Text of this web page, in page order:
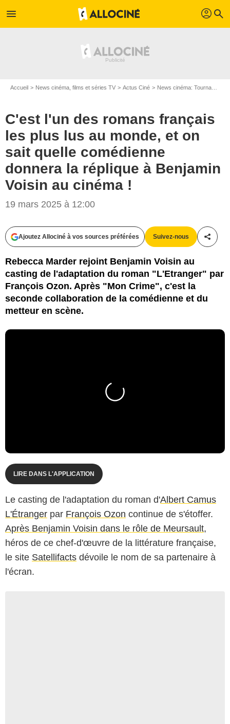
menu profil search
Accueil News cinéma, films et séries TV Actus Ciné News cinéma: Tournages
C'est l'un des romans français
les plus lus au monde, et on
sait quelle comédienne
donnera la réplique à Benjamin
Voisin au cinéma !
19 mars 2025 à 12:00
Ajoutez Allociné à vos sources préférées Suivez-nous
Rebecca Marder rejoint Benjamin Voisin au
casting de l'adaptation du roman "L'Etranger" par
François Ozon. Après "Mon Crime", c'est la
seconde collaboration de la comédienne et du
metteur en scène.
LIRE DANS L'APPLICATION
Le casting de l'adaptation du roman d'Albert Camus
L'Étranger par François Ozon continue de s'étoffer.
Après Benjamin Voisin dans le rôle de Meursault,
héros de ce chef-d'œuvre de la littérature française,
le site Satellifacts dévoile le nom de sa partenaire à
l'écran.